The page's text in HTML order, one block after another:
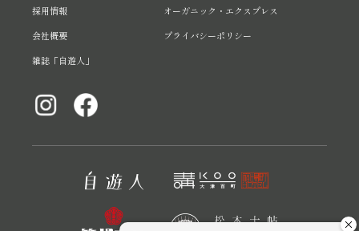
採用情報
会社概要
雑誌「自遊人」
オーガニック・エクスプレス
プライバシーポリシー